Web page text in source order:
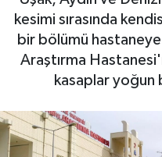
kesimi sırasında
bir bölümü
Araştırma
kasaplar yoğun